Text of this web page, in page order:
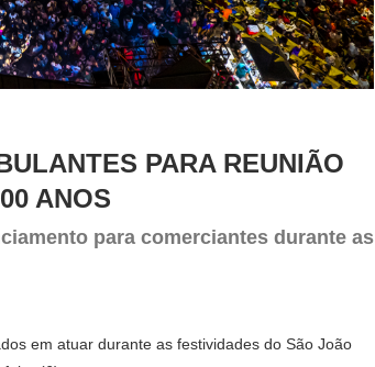
PARA REUNIÃO
ANOS
para comerciantes durante as
em atuar durante as festividades do São João